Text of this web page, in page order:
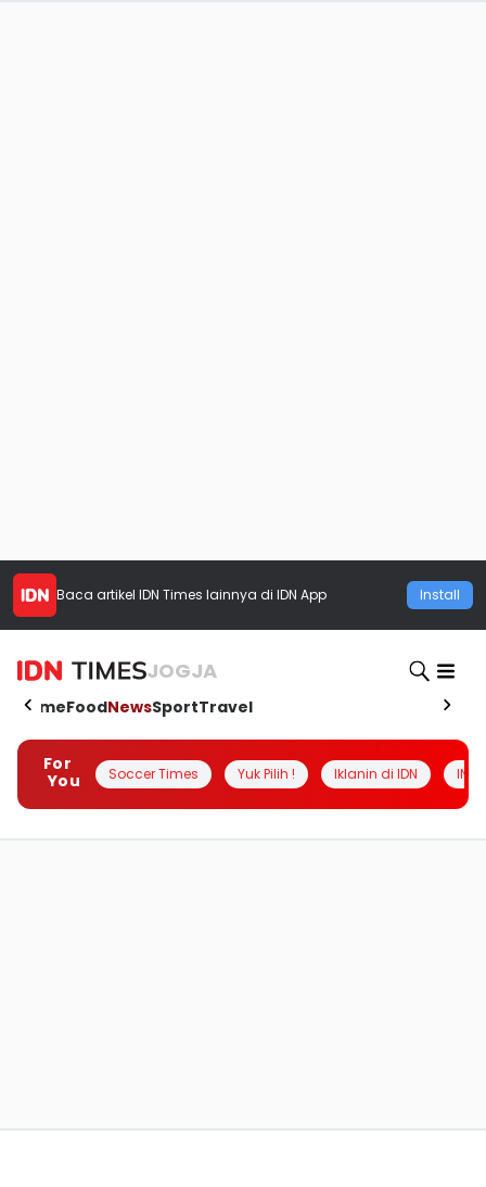
Baca artikel IDN Times lainnya di IDN App Install
JOGJA
HomeFoodNewsSportTravel
For
You
Soccer Times Yuk Pilih ! Iklanin di IDN